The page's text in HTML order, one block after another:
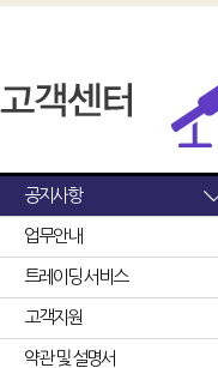
공지사항
업무안내
트레이딩 서비스
고객지원
약관 및 설명서